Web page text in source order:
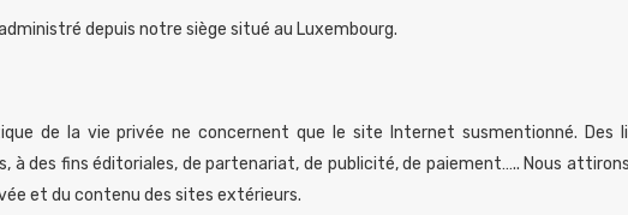
depuis notre siège situé au Luxembourg.
de la vie privée ne concernent que le site Internet susmentionné. Des
à des fins éditoriales, de partenariat, de publicité, de paiement….. Nous
et du contenu des sites extérieurs.